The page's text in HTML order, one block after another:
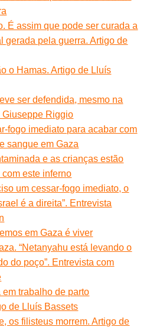
É assim que pode ser curada a
gerada pela guerra. Artigo de
o Hamas. Artigo de Lluís
ser defendida, mesmo na
Giuseppe Riggio
fogo imediato para acabar com
sangue em Gaza
e as crianças estão
com este inferno
um cessar-fogo imediato, o
é a direita”. Entrevista
em Gaza é viver
“Netanyahu está levando o
do poço”. Entrevista com
em trabalho de parto
de Lluís Bassets
os filisteus morrem. Artigo de